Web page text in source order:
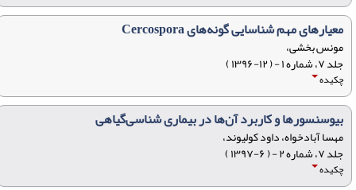
معیارهای مهم شناسایی گونه‌های Cercospora
مونس بخشی،
جلد ۷، شماره ۱ - ( ۱۲-۱۳۹۶ )
چکیده
بیوسنسورها و کاربرد آن‌ها در بیماری شناسی‌گیاهی
مهسا آبادخواه، داود کولیوند،
جلد ۷، شماره ۲ - ( ۶-۱۳۹۷ )
چکیده